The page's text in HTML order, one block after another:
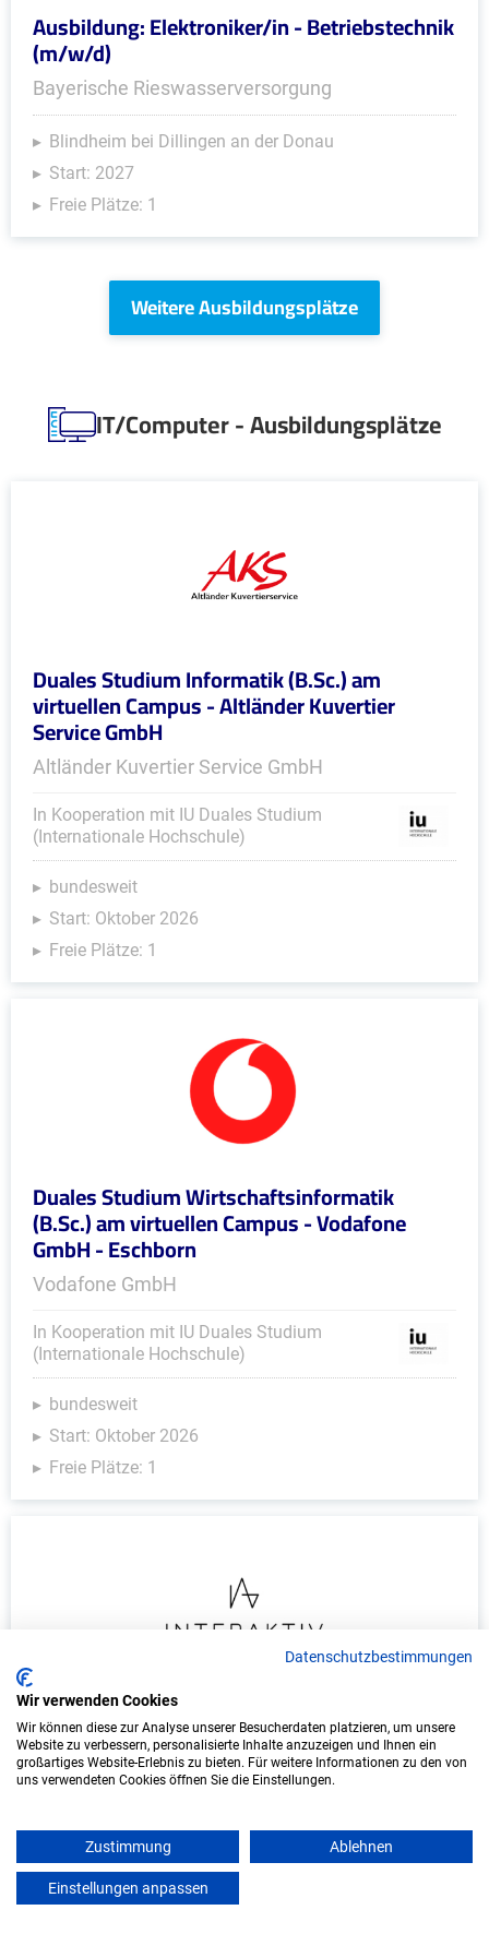
Ausbildung: Elektroniker/in - Betriebstechnik
(m/w/d)
Bayerische Rieswasserversorgung
Blindheim bei Dillingen an der Donau
Start: 2027
Freie Plätze: 1
Weitere Ausbildungsplätze
IT/Computer - Ausbildungsplätze
Duales Studium Informatik (B.Sc.) am
virtuellen Campus - Altländer Kuvertier
Service GmbH
Altländer Kuvertier Service GmbH
In Kooperation mit IU Duales Studium
(Internationale Hochschule)
bundesweit
Start: Oktober 2026
Freie Plätze: 1
Duales Studium Wirtschaftsinformatik
(B.Sc.) am virtuellen Campus - Vodafone
GmbH - Eschborn
Vodafone GmbH
In Kooperation mit IU Duales Studium
(Internationale Hochschule)
bundesweit
Start: Oktober 2026
Freie Plätze: 1
Duales Studium Informatik (B.Sc.) am
virtuellen Campus - Interaktiv GmbH
Interaktiv GmbH
(Internationale Hochschule)
bundesweit
Datenschutzbestimmungen
Wir verwenden Cookies
Wir können diese zur Analyse unserer Besucherdaten platzieren, um unsere
Website zu verbessern, personalisierte Inhalte anzuzeigen und Ihnen ein
großartiges Website-Erlebnis zu bieten. Für weitere Informationen zu den von
uns verwendeten Cookies öffnen Sie die Einstellungen.
Zustimmung Ablehnen
Einstellungen anpassen